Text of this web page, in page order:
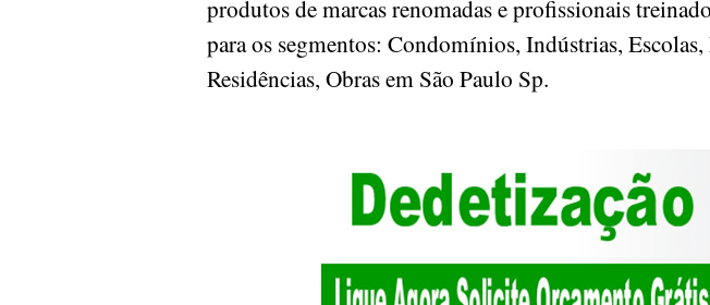
produtos de marcas renomadas e profissionais
para os segmentos: Condomínios, Indústrias,
Residências, Obras em São Paulo Sp.